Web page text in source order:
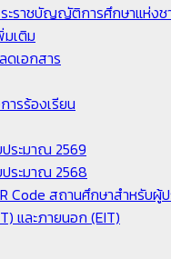
ะราชบัญญัติการศึกษาแห่งช
มเติม
ดเอกสาร
ารร้องเรียน
ระมาณ 2569
ระมาณ 2568
Code สถานศึกษาสำหรับผู้ป
และภายนอก (EIT)